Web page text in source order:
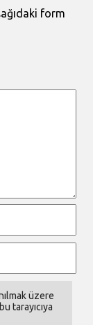
form
üzere
tarayıcıya